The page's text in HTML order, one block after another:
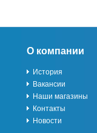
О компании
История
Вакансии
Наши магазины
Контакты
Новости